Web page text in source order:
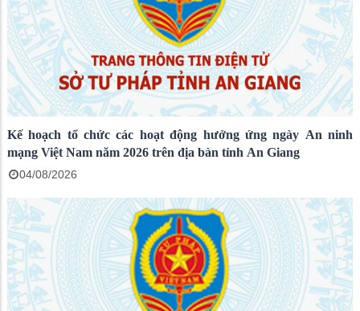
Kế hoạch tổ chức các hoạt động hưởng ứng ngày An ninh
mạng Việt Nam năm 2026 trên địa bàn tỉnh An Giang
04/08/2026